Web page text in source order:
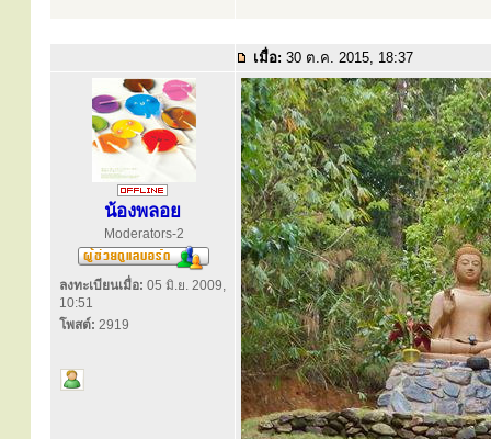
เมื่อ: 30 ต.ค. 2015, 18:37
น้องพลอย
Moderators-2
ลงทะเบียนเมื่อ: 05 มิ.ย. 2009,
10:51
โพสต์: 2919